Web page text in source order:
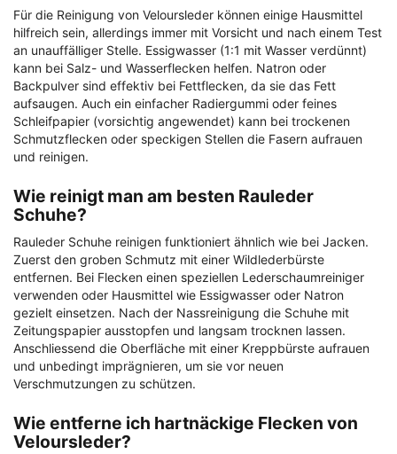
Für die Reinigung von Veloursleder können einige Hausmittel
hilfreich sein, allerdings immer mit Vorsicht und nach einem Test
an unauffälliger Stelle. Essigwasser (1:1 mit Wasser verdünnt)
kann bei Salz- und Wasserflecken helfen. Natron oder
Backpulver sind effektiv bei Fettflecken, da sie das Fett
aufsaugen. Auch ein einfacher Radiergummi oder feines
Schleifpapier (vorsichtig angewendet) kann bei trockenen
Schmutzflecken oder speckigen Stellen die Fasern aufrauen
und reinigen.
Wie reinigt man am besten Rauleder
Schuhe?
Rauleder Schuhe reinigen funktioniert ähnlich wie bei Jacken.
Zuerst den groben Schmutz mit einer Wildlederbürste
entfernen. Bei Flecken einen speziellen Lederschaumreiniger
verwenden oder Hausmittel wie Essigwasser oder Natron
gezielt einsetzen. Nach der Nassreinigung die Schuhe mit
Zeitungspapier ausstopfen und langsam trocknen lassen.
Anschliessend die Oberfläche mit einer Kreppbürste aufrauen
und unbedingt imprägnieren, um sie vor neuen
Verschmutzungen zu schützen.
Wie entferne ich hartnäckige Flecken von
Veloursleder?